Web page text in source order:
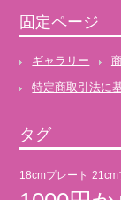
固定ページ
ギャラリー
特定商取引法に
タグ
18cmプレート 21cm